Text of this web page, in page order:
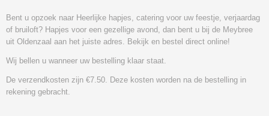
Bent u opzoek naar Heerlijke hapjes, catering voor uw feestje, verjaardag
of bruiloft? Hapjes voor een gezellige avond, dan bent u bij de Meybree
uit Oldenzaal aan het juiste adres. Bekijk en bestel direct online!
Wij bellen u wanneer uw bestelling klaar staat.
De verzendkosten zijn €7.50. Deze kosten worden na de bestelling in
rekening gebracht.